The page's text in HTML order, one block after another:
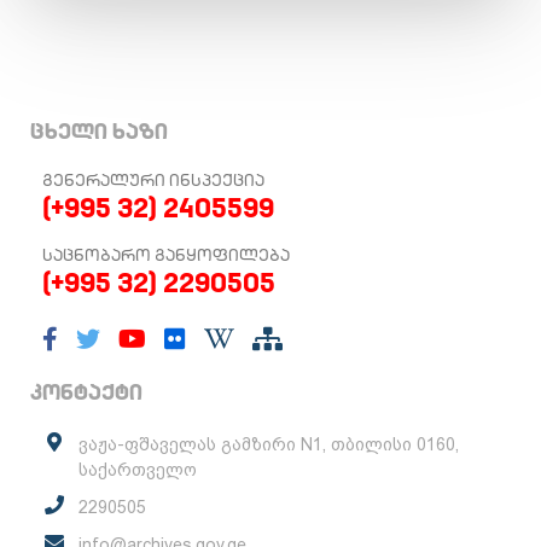
ცხელი ხაზი
ᲒᲔᲜᲔᲠᲐᲚᲣᲠᲘ ᲘᲜᲡᲞᲔᲥᲪᲘᲐ
(+995 32) 2405599
ᲡᲐᲪᲜᲝᲑᲐᲠᲝ ᲒᲐᲜᲧᲝᲤᲘᲚᲔᲑᲐ
(+995 32) 2290505
კონტაქტი
ვაჟა-ფშაველას გამზირი N1, თბილისი 0160,
საქართველო
2290505